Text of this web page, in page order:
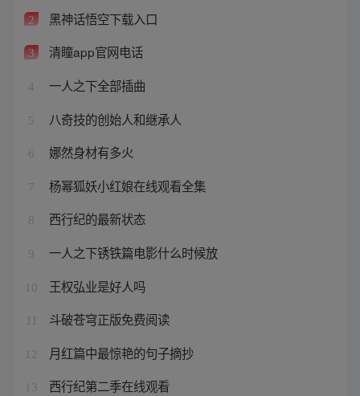
2 黑神话悟空下载入口
3 清瞳app官网电话
4 一人之下全部插曲
5 八奇技的创始人和继承人
6 娜然身材有多火
7 杨幂狐妖小红娘在线观看全集
8 西行纪的最新状态
9 一人之下锈铁篇电影什么时候放
10 王权弘业是好人吗
斗破苍穹正版免费阅读
12 月红篇中最惊艳的句子摘抄
13 西行纪第二季在线观看